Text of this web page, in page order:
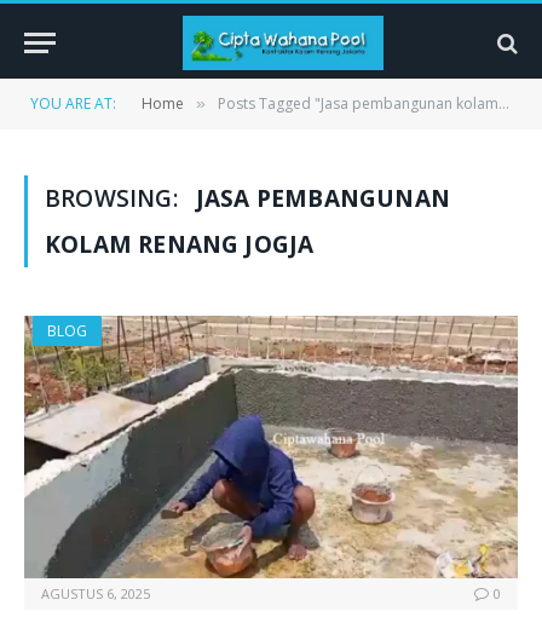
YOU ARE AT: Home » Posts Tagged "Jasa pembangunan kolam renang Jogja"
BROWSING:
JASA PEMBANGUNAN
KOLAM RENANG JOGJA
BLOG
AGUSTUS 6, 2025 0